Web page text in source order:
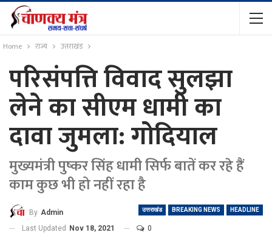
Home राज्य उत्तराखंड
परिसंपत्ति विवाद सुलझा
लेने का सीएम धामी का
दावा जुमला: गोदियाल
मुख्यमंत्री पुष्कर सिंह धामी सिर्फ बातें कर रहे हैं
काम कुछ भी हो नहीं रहा है
उत्तराखंड BREAKING NEWS HEADLINE
By Admin
Last Updated Nov 18, 2021 0